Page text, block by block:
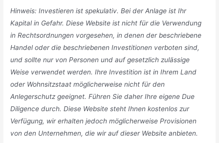
Hinweis: Investieren ist spekulativ. Bei der Anlage ist Ihr
Kapital in Gefahr. Diese Website ist nicht für die Verwendung
in Rechtsordnungen vorgesehen, in denen der beschriebene
Handel oder die beschriebenen Investitionen verboten sind,
und sollte nur von Personen und auf gesetzlich zulässige
Weise verwendet werden. Ihre Investition ist in Ihrem Land
oder Wohnsitzstaat möglicherweise nicht für den
Anlegerschutz geeignet. Führen Sie daher Ihre eigene Due
Diligence durch. Diese Website steht Ihnen kostenlos zur
Verfügung, wir erhalten jedoch möglicherweise Provisionen
von den Unternehmen, die wir auf dieser Website anbieten.